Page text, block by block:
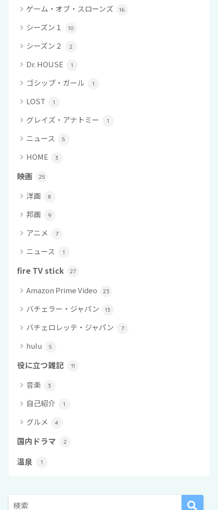
ゲーム・オブ・スローンズ 16
シーズン１ 10
シーズン２ 2
Dr. HOUSE 1
ゴシップ・ガール 1
LOST 1
グレイズ・アナトミー 1
ニュース 5
HOME 3
映画 25
洋画 8
邦画 9
アニメ 7
ニュース 1
fire TV stick 27
Amazon Prime Video 23
バチェラー・ジャパン 13
バチェロレッテ・ジャパン 7
hulu 5
役に立つ雑記 11
音楽 3
自己紹介 1
グルメ 4
国内ドラマ 2
温泉 1